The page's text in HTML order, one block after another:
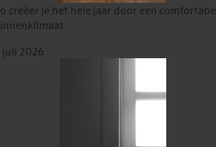
creëer je het hele jaar door een comfortabel
juli 2026